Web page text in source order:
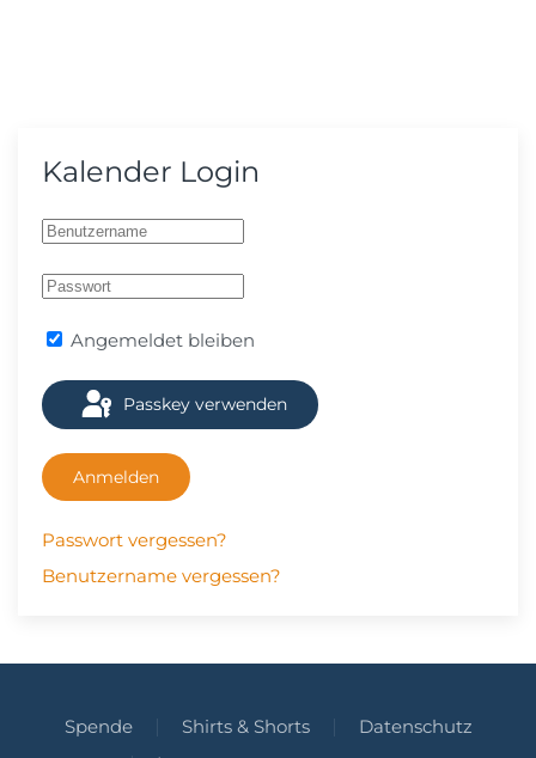
Kalender Login
Angemeldet bleiben
Passkey verwenden
Anmelden
Passwort vergessen?
Benutzername vergessen?
Spende Shirts & Shorts
Datenschutz